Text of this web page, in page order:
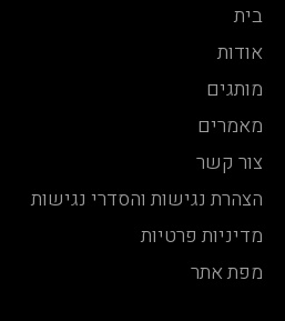
בית
אודות
מותגים
מאמרים
צור קשר
הצהרת נגישות והסדרי נגישות
מדיניות פרטיות
מפת אתר